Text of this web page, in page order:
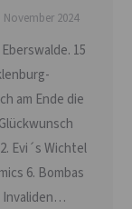
November 2024
15
am Ende die
Evi´s Wichtel
6. Bombas
Invaliden…